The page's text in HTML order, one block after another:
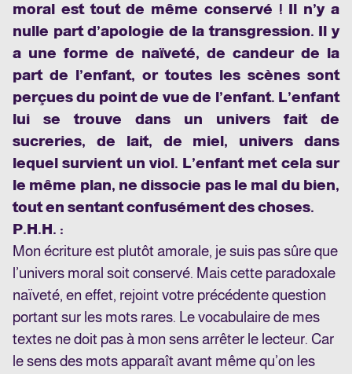
moral est tout de même conservé ! Il n’y a
nulle part d’apologie de la transgression. Il y
a une forme de naïveté, de candeur de la
part de l’enfant, or toutes les scènes sont
perçues du point de vue de l’enfant. L’enfant
lui se trouve dans un univers fait de
sucreries, de lait, de miel, univers dans
lequel survient un viol. L’enfant met cela sur
le même plan, ne dissocie pas le mal du bien,
tout en sentant confusément des choses.
P.H.H. :
Mon écriture est plutôt amorale, je suis pas sûre que
l’univers moral soit conservé. Mais cette paradoxale
naïveté, en effet, rejoint votre précédente question
portant sur les mots rares. Le vocabulaire de mes
textes ne doit pas à mon sens arrêter le lecteur. Car
le sens des mots apparaît avant même qu’on les